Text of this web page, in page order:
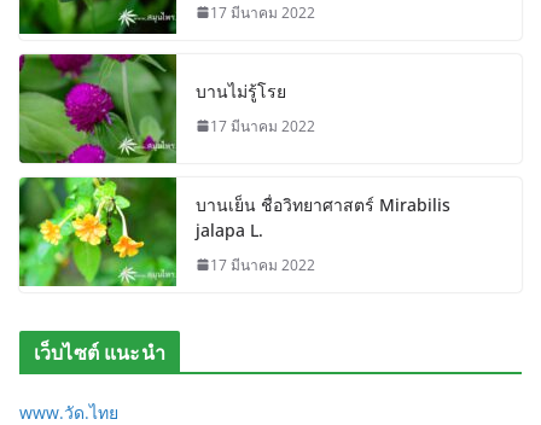
17 มีนาคม 2022
บานไม่รู้โรย
17 มีนาคม 2022
บานเย็น ชื่อวิทยาศาสตร์ Mirabilis
jalapa L.
17 มีนาคม 2022
เว็บไซต์ แนะนำ
www.วัด.ไทย